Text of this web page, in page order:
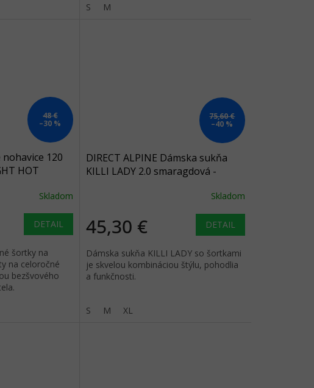
S
M
48 €
–30 %
nohavice 120
HOT
Skladom
DETAIL
šortky na
na celoročné
bezšvového
75,60 €
–40 %
DIRECT ALPINE Dámska sukňa
KILLI LADY 2.0 smaragdová -
Skladom
45,30 € DETAIL
Dámska sukňa KILLI LADY so šortkami
je skvelou kombináciou štýlu, pohodlia
a funkčnosti.
S M XL